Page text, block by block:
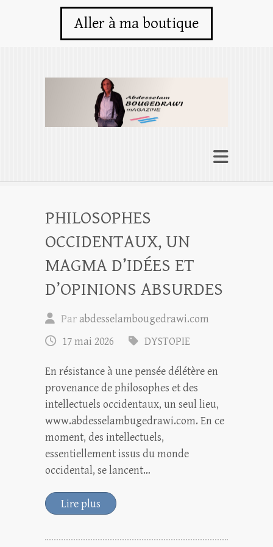
Aller à ma boutique
PHILOSOPHES
OCCIDENTAUX, UN
MAGMA D’IDÉES ET
D’OPINIONS ABSURDES
Par abdesselambougedrawi.com
17 mai 2026
DYSTOPIE
En résistance à une pensée délétère en
provenance de philosophes et des
intellectuels occidentaux, un seul lieu,
www.abdesselambugedrawi.com. En ce
moment, des intellectuels,
essentiellement issus du monde
occidental, se lancent…
Lire plus